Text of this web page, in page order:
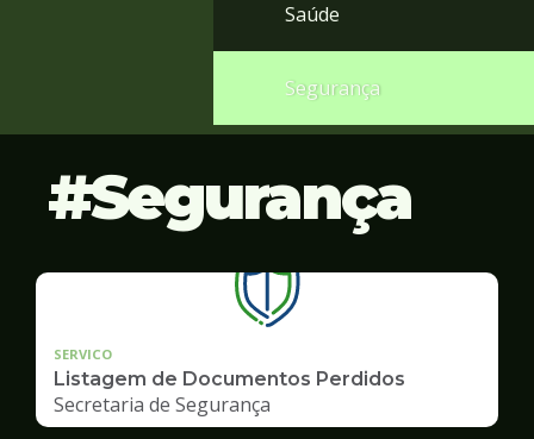
Saúde
Segurança
Segurança
SERVICO
Listagem de Documentos Perdidos
Secretaria de Segurança